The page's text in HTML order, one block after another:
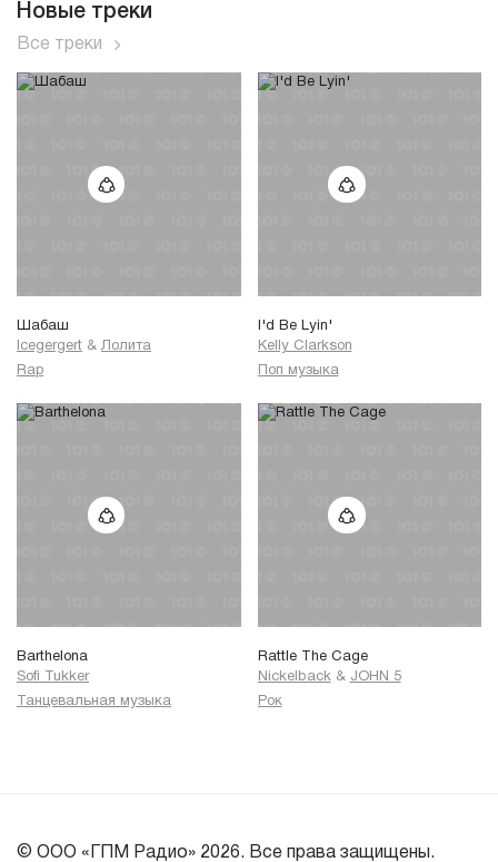
Новые треки
Все треки
Шабаш
Icegergert & Лолита
Rap
I'd Be Lyin'
Kelly Clarkson
Поп музыка
Barthelona
Sofi Tukker
Танцевальная музыка
Rattle The Cage
Nickelback & JOHN 5
Рок
© ООО «ГПМ Радио» 2026. Все права защищены.